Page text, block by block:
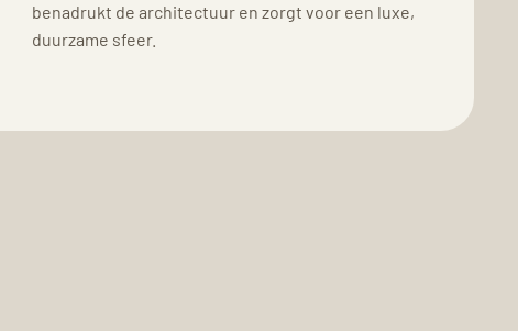
benadrukt de architectuur en zorgt voor een luxe,
duurzame sfeer.